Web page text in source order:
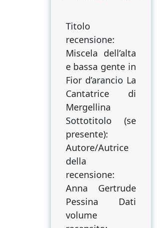
Cantatrice
di
Mergellina
Titolo
recensione:
Miscela dell’alta
e bassa gente in
Fior d’arancio La
Cantatrice di
Mergellina
Sottotitolo (se
presente):
Autore/Autrice
della
recensione:
Anna Gertrude
Pessina Dati
volume